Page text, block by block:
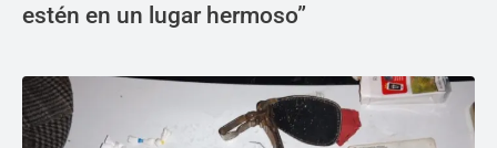
estén en un lugar hermoso”